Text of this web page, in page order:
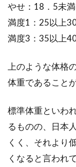
やせ：18．5未
満度1：25以上
満度3：35以上
上のような体格
体重であること
標準体重といわ
るものの、日本
くく、それより
くなると言われ